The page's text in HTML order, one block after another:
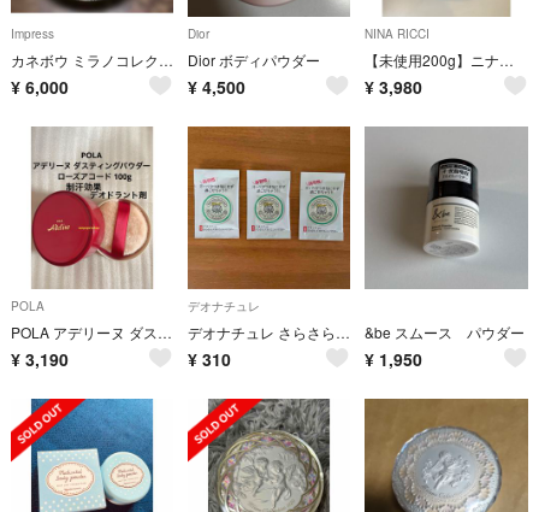
Impress
カネボウ ミラノコレクション 2014 ボディパウダー インプレス版 廃盤レア品
¥ 6,000
Dior
Dior ボディパウダー
¥ 4,500
NINA RICCI
【未使用200g】ニナリッチ レールデュタン タルクパウダー ボディパウダー
¥ 3,980
POLA
POLA アデリーヌ ダスティングパウダー ローズアコード 100g ポーラ ボディパウダー
¥ 3,190
デオナチュレ
デオナチュレ さらさらデオドラントパウダー
¥ 310
&be スムース パウダー
¥ 1,950